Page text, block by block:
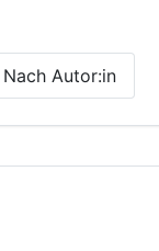
Nach Autor:in